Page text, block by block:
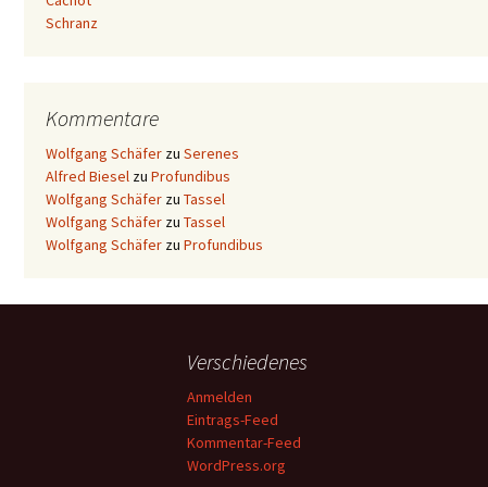
Schranz
Kommentare
Wolfgang Schäfer zu Serenes
Alfred Biesel zu Profundibus
Wolfgang Schäfer zu Tassel
Wolfgang Schäfer zu Tassel
Wolfgang Schäfer zu Profundibus
Verschiedenes
Anmelden
Eintrags-Feed
Kommentar-Feed
WordPress.org